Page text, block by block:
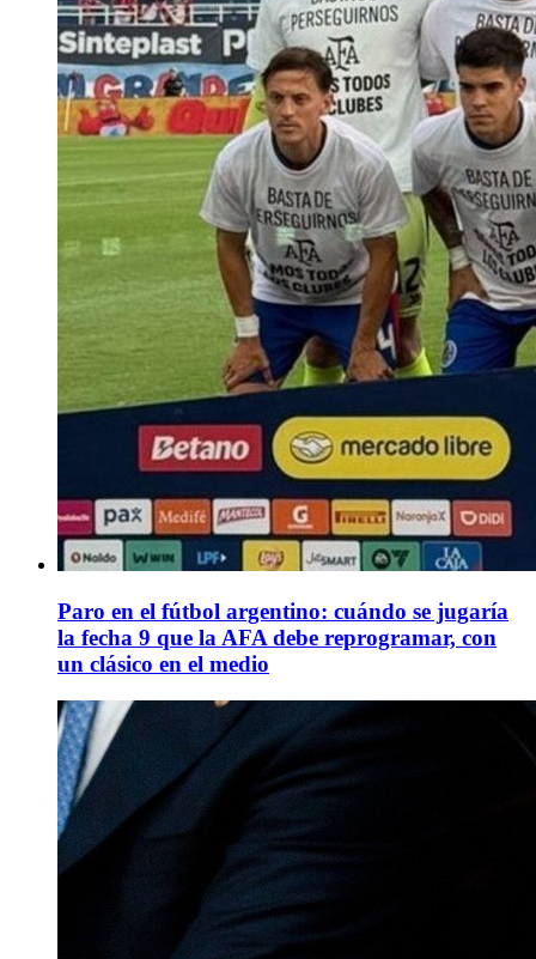
Paro en el fútbol argentino: cuándo se jugaría
la fecha 9 que la AFA debe reprogramar, con
un clásico en el medio